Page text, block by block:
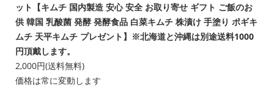
ット【キムチ 国内製造 安心 安全 お取り寄せ ギフト ご飯のお
供 韓国 乳酸菌 発酵 発酵食品 白菜キムチ 株漬け 手塗り ポギキ
ムチ 天平キムチ プレゼント】※北海道と沖縄は別途送料1000
円頂戴します。
2,000円(送料無料)
価格は常に変動します